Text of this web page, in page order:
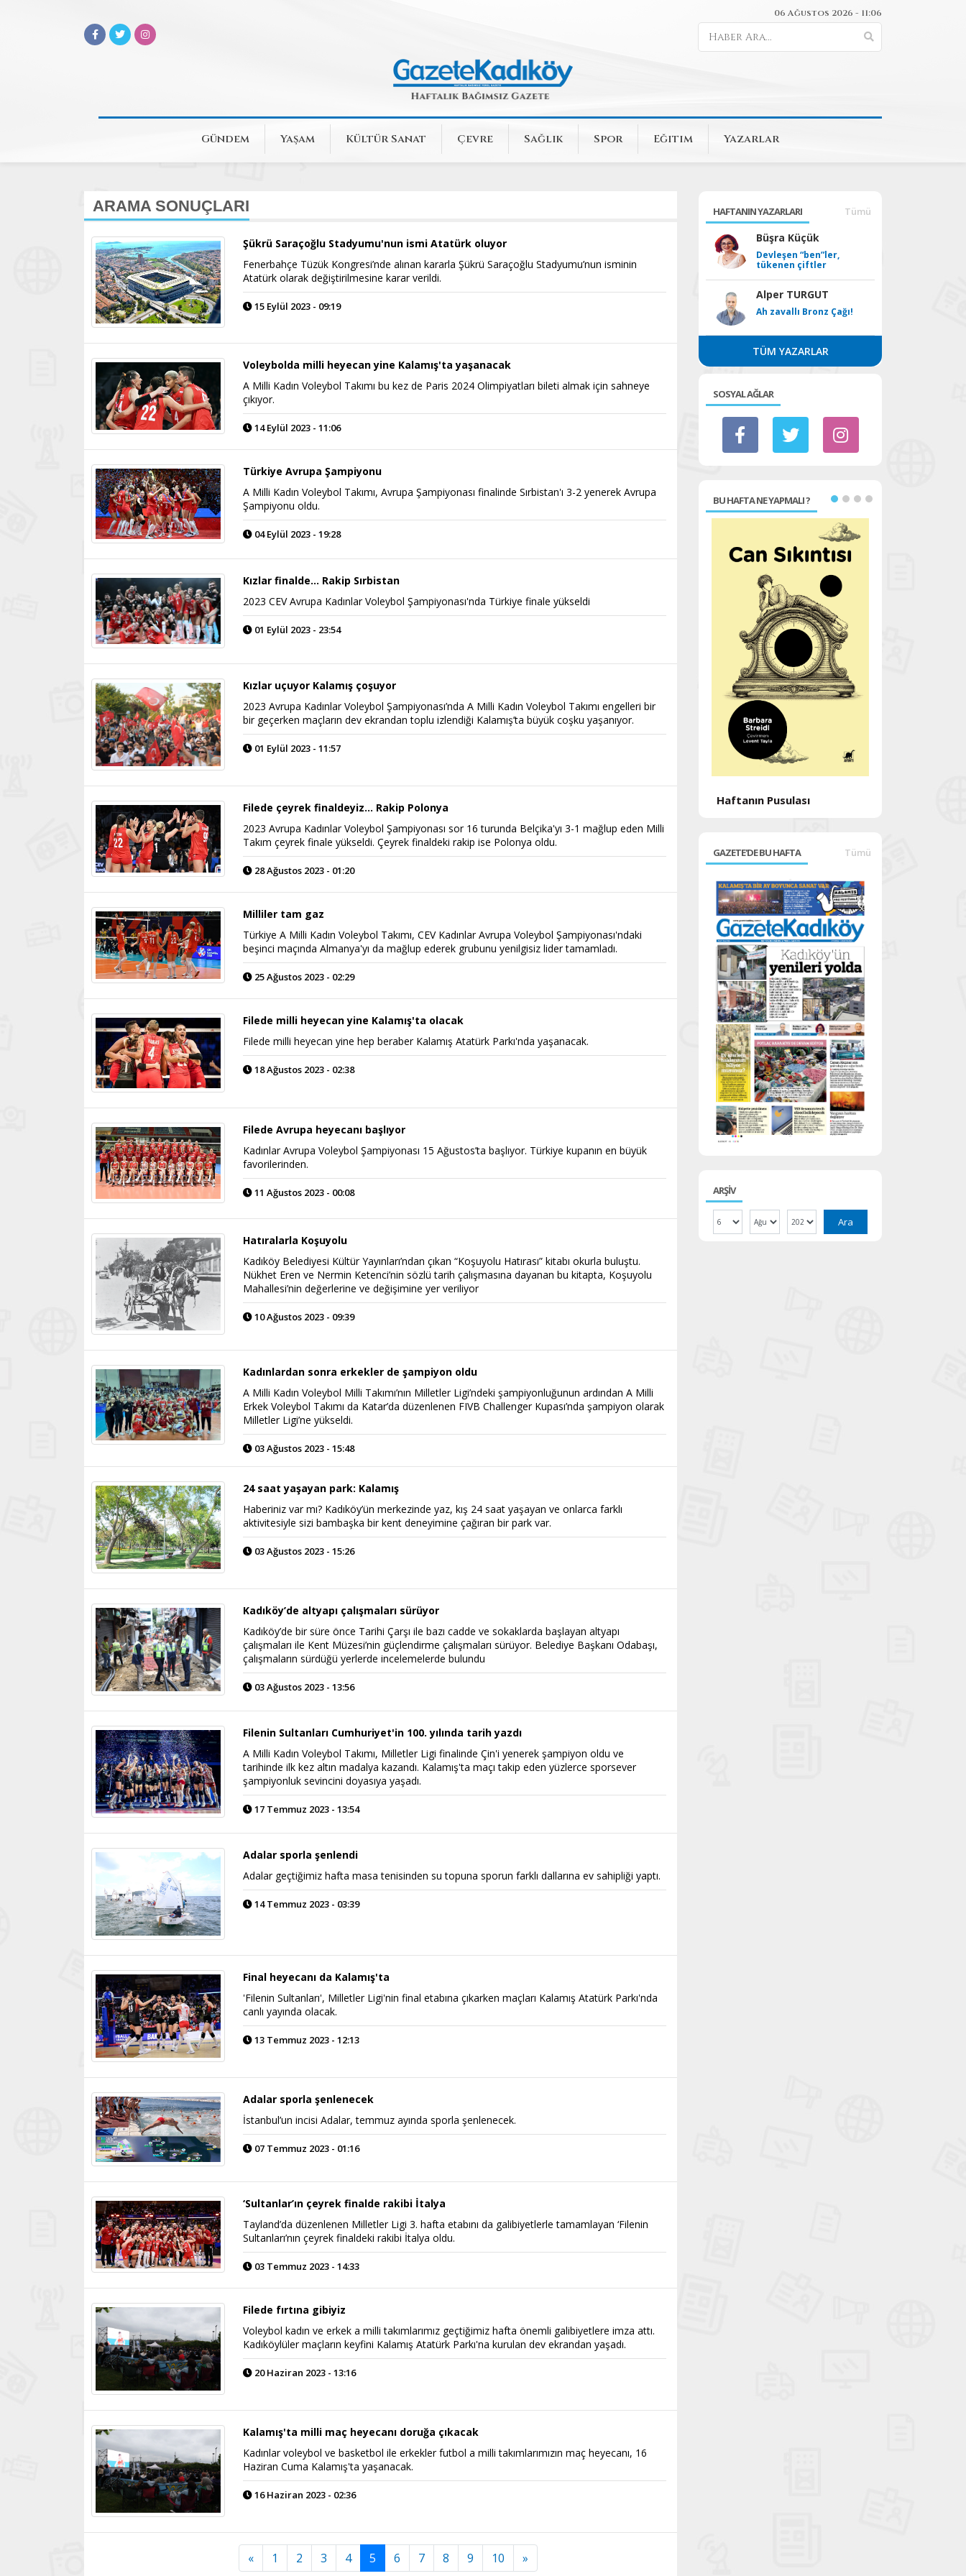
06 Ağustos 2026 - 11:06
Gündem Yaşam Kültür Sanat Çevre Sağlık Spor Eğitim Yazarlar
ARAMA SONUÇLARI
Şükrü Saraçoğlu Stadyumu'nun ismi Atatürk oluyor
Fenerbahçe Tüzük Kongresi’nde alınan kararla Şükrü Saraçoğlu Stadyumu’nun isminin
Atatürk olarak değiştirilmesine karar verildi.
15 Eylül 2023 - 09:19
Voleybolda milli heyecan yine Kalamış'ta yaşanacak
A Milli Kadın Voleybol Takımı bu kez de Paris 2024 Olimpiyatları bileti almak için sahneye
çıkıyor.
14 Eylül 2023 - 11:06
Türkiye Avrupa Şampiyonu
A Milli Kadın Voleybol Takımı, Avrupa Şampiyonası finalinde Sırbistan'ı 3-2 yenerek Avrupa
Şampiyonu oldu.
04 Eylül 2023 - 19:28
Kızlar finalde... Rakip Sırbistan
2023 CEV Avrupa Kadınlar Voleybol Şampiyonası'nda Türkiye finale yükseldi
01 Eylül 2023 - 23:54
Kızlar uçuyor Kalamış çoşuyor
2023 Avrupa Kadınlar Voleybol Şampiyonası’nda A Milli Kadın Voleybol Takımı engelleri bir
bir geçerken maçların dev ekrandan toplu izlendiği Kalamış’ta büyük coşku yaşanıyor.
01 Eylül 2023 - 11:57
Filede çeyrek finaldeyiz... Rakip Polonya
2023 Avrupa Kadınlar Voleybol Şampiyonası sor 16 turunda Belçika'yı 3-1 mağlup eden Milli
Takım çeyrek finale yükseldi. Çeyrek finaldeki rakip ise Polonya oldu.
28 Ağustos 2023 - 01:20
Milliler tam gaz
Türkiye A Milli Kadın Voleybol Takımı, CEV Kadınlar Avrupa Voleybol Şampiyonası'ndaki
beşinci maçında Almanya'yı da mağlup ederek grubunu yenilgisiz lider tamamladı.
25 Ağustos 2023 - 02:29
Filede milli heyecan yine Kalamış'ta olacak
Filede milli heyecan yine hep beraber Kalamış Atatürk Parkı'nda yaşanacak.
18 Ağustos 2023 - 02:38
Filede Avrupa heyecanı başlıyor
Kadınlar Avrupa Voleybol Şampiyonası 15 Ağustos’ta başlıyor. Türkiye kupanın en büyük
favorilerinden.
11 Ağustos 2023 - 00:08
Hatıralarla Koşuyolu
Kadıköy Belediyesi Kültür Yayınları’ndan çıkan “Koşuyolu Hatırası” kitabı okurla buluştu.
Nükhet Eren ve Nermin Ketenci’nin sözlü tarih çalışmasına dayanan bu kitapta, Koşuyolu
Mahallesi’nin değerlerine ve değişimine yer veriliyor
10 Ağustos 2023 - 09:39
Kadınlardan sonra erkekler de şampiyon oldu
A Milli Kadın Voleybol Milli Takımı’nın Milletler Ligi’ndeki şampiyonluğunun ardından A Milli
Erkek Voleybol Takımı da Katar’da düzenlenen FIVB Challenger Kupası’nda şampiyon olarak
Milletler Ligi’ne yükseldi.
03 Ağustos 2023 - 15:48
24 saat yaşayan park: Kalamış
Haberiniz var mı? Kadıköy’ün merkezinde yaz, kış 24 saat yaşayan ve onlarca farklı
aktivitesiyle sizi bambaşka bir kent deneyimine çağıran bir park var.
03 Ağustos 2023 - 15:26
Kadıköy’de altyapı çalışmaları sürüyor
Kadıköy’de bir süre önce Tarihi Çarşı ile bazı cadde ve sokaklarda başlayan altyapı
çalışmaları ile Kent Müzesi’nin güçlendirme çalışmaları sürüyor. Belediye Başkanı Odabaşı,
çalışmaların sürdüğü yerlerde incelemelerde bulundu
03 Ağustos 2023 - 13:56
Filenin Sultanları Cumhuriyet'in 100. yılında tarih yazdı
A Milli Kadın Voleybol Takımı, Milletler Ligi finalinde Çin'i yenerek şampiyon oldu ve
tarihinde ilk kez altın madalya kazandı. Kalamış'ta maçı takip eden yüzlerce sporsever
şampiyonluk sevincini doyasıya yaşadı.
17 Temmuz 2023 - 13:54
Adalar sporla şenlendi
Adalar geçtiğimiz hafta masa tenisinden su topuna sporun farklı dallarına ev sahipliği yaptı.
14 Temmuz 2023 - 03:39
Final heyecanı da Kalamış'ta
'Filenin Sultanları', Milletler Ligi'nin final etabına çıkarken maçları Kalamış Atatürk Parkı'nda
canlı yayında olacak.
13 Temmuz 2023 - 12:13
Adalar sporla şenlenecek
İstanbul’un incisi Adalar, temmuz ayında sporla şenlenecek.
07 Temmuz 2023 - 01:16
‘Sultanlar’ın çeyrek finalde rakibi İtalya
Tayland’da düzenlenen Milletler Ligi 3. hafta etabını da galibiyetlerle tamamlayan ‘Filenin
Sultanları’nın çeyrek finaldeki rakibi İtalya oldu.
03 Temmuz 2023 - 14:33
Filede fırtına gibiyiz
Voleybol kadın ve erkek a milli takımlarımız geçtiğimiz hafta önemli galibiyetlere imza attı.
Kadıköylüler maçların keyfini Kalamış Atatürk Parkı'na kurulan dev ekrandan yaşadı.
20 Haziran 2023 - 13:16
Kalamış'ta milli maç heyecanı doruğa çıkacak
Kadınlar voleybol ve basketbol ile erkekler futbol a milli takımlarımızın maç heyecanı, 16
Haziran Cuma Kalamış'ta yaşanacak.
16 Haziran 2023 - 02:36
« 1 2 3 4 5 6 7 8 9 10 »
HAFTANIN YAZARLARI Tümü
Büşra Küçük
Devleşen “ben”ler,
tükenen çiftler
Alper TURGUT
Ah zavallı Bronz Çağı!
TÜM YAZARLAR
SOSYAL AĞLAR
BU HAFTA NE YAPMALI ?
Şarkısı
Haftanın Pusulası
GAZETE'DE BU HAFTA Tümü
ARŞİV
Ara